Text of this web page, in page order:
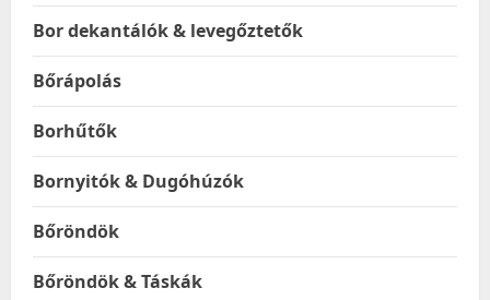
Bor dekantálók & levegőztetők
Bőrápolás
Borhűtők
Bornyitók & Dugóhúzók
Bőröndök
Bőröndök & Táskák